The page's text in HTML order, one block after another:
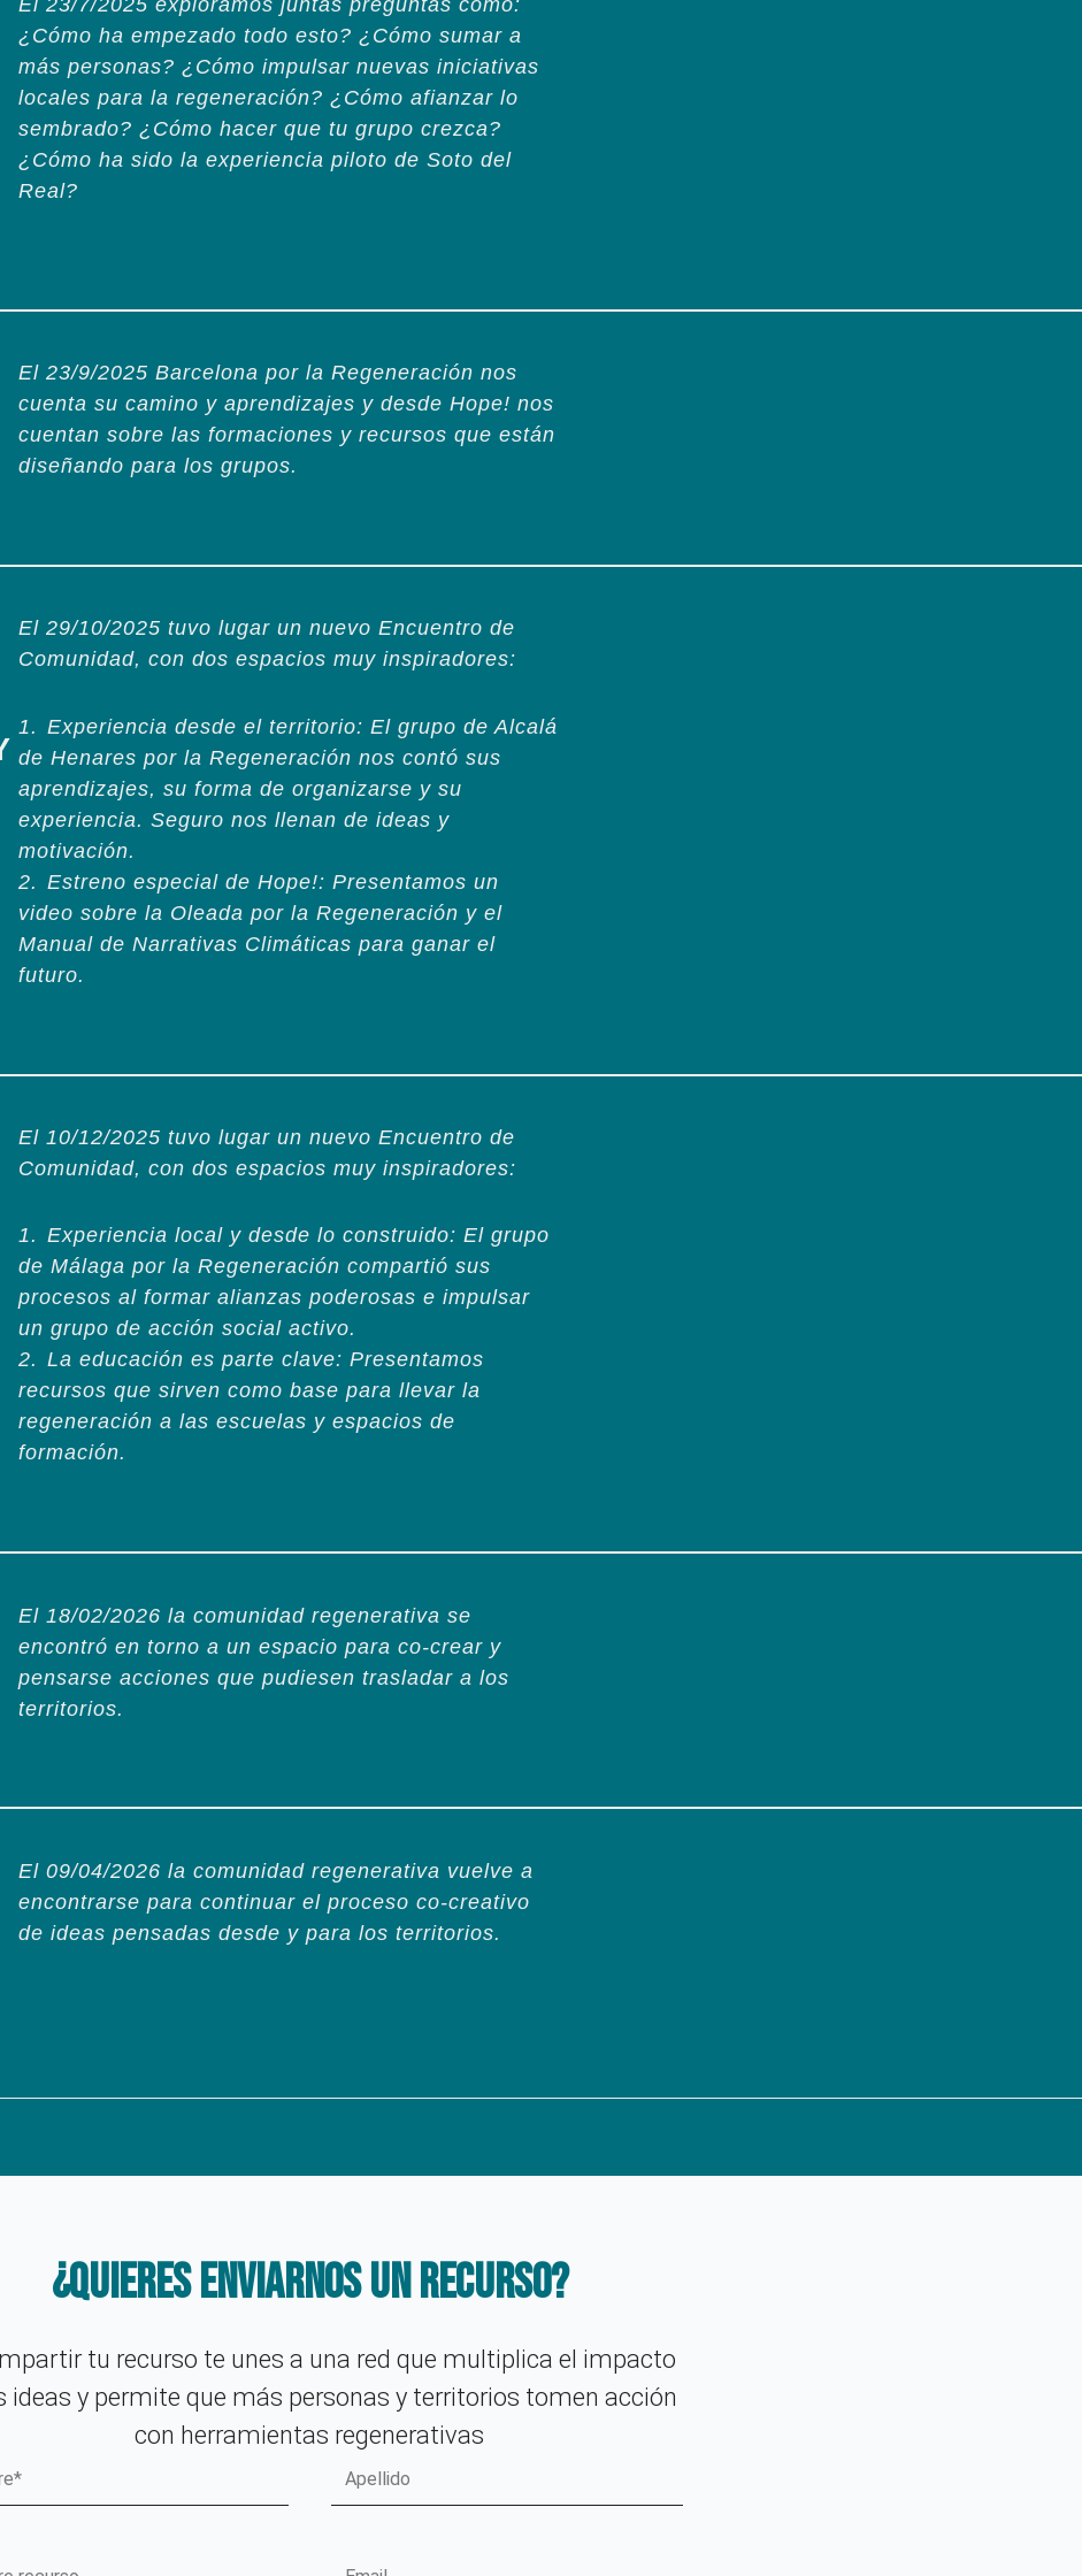
¿Cómo ha empezado todo esto? ¿Cómo sumar a
más personas? ¿Cómo impulsar nuevas iniciativas
locales para la regeneración? ¿Cómo afianzar lo
sembrado? ¿Cómo hacer que tu grupo crezca?
¿Cómo ha sido la experiencia piloto de Soto del
Real?
El 23/9/2025 Barcelona por la Regeneración nos
cuenta su camino y aprendizajes y desde Hope! nos
cuentan sobre las formaciones y recursos que están
diseñando para los grupos.
El 29/10/2025 tuvo lugar un nuevo Encuentro de
Comunidad, con dos espacios muy inspiradores:
1.⁠ ⁠Experiencia desde el territorio: El grupo de Alcalá
de Henares por la Regeneración nos contó sus
aprendizajes, su forma de organizarse y su
experiencia. Seguro nos llenan de ideas y
motivación.
2.⁠ ⁠Estreno especial de Hope!: Presentamos un
video sobre la Oleada por la Regeneración y el
Manual de Narrativas Climáticas para ganar el
futuro.
El 10/12/2025 tuvo lugar un nuevo Encuentro de
Comunidad, con dos espacios muy inspiradores:
1.⁠ ⁠Experiencia local y desde lo construido: El grupo
de Málaga por la Regeneración compartió sus
procesos al formar alianzas poderosas e impulsar
un grupo de acción social activo.
2.⁠ ⁠La educación es parte clave: Presentamos
recursos que sirven como base para llevar la
regeneración a las escuelas y espacios de
formación.
El 18/02/2026 la comunidad regenerativa se
encontró en torno a un espacio para co-crear y
pensarse acciones que pudiesen trasladar a los
territorios.
El 09/04/2026 la comunidad regenerativa vuelve a
encontrarse para continuar el proceso co-creativo
de ideas pensadas desde y para los territorios.
¿Quieres enviarnos un recurso?
tu recurso te unes a una red que multiplica el impacto
ideas y permite que más personas y territorios tomen acción
con herramientas regenerativas